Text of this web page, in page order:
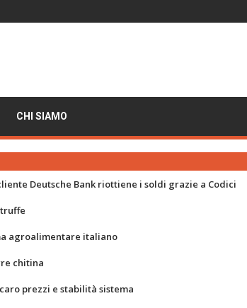
CHI SIAMO
Deutsche Bank riottiene i soldi grazie a Codici
agroalimentare italiano
chitina
prezzi e stabilità sistema